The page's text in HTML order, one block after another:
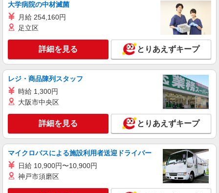
大学病院の中材滅菌
月給 254,160円
足立区
詳細を見る とりあえずキープ
レジ・商品陳列スタッフ
時給 1,300円
大阪市中央区
詳細を見る とりあえずキープ
マイクロバスによる施設利用者送迎ドライバー
日給 10,900円〜10,900円
神戸市須磨区